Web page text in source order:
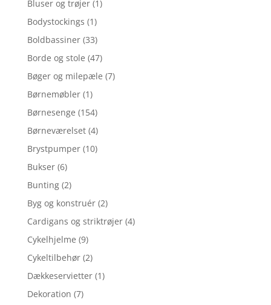
Bluser og trøjer (1)
Bodystockings (1)
Boldbassiner (33)
Borde og stole (47)
Bøger og milepæle (7)
Børnemøbler (1)
Børnesenge (154)
Børneværelset (4)
Brystpumper (10)
Bukser (6)
Bunting (2)
Byg og konstruér (2)
Cardigans og striktrøjer (4)
Cykelhjelme (9)
Cykeltilbehør (2)
Dækkeservietter (1)
Dekoration (7)